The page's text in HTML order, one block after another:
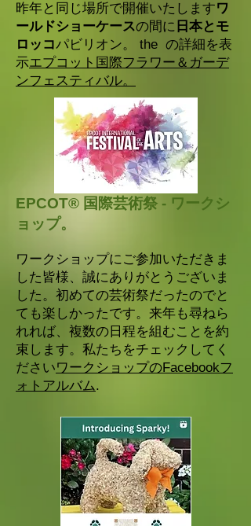
昨年と同じ場所で開催いたしますワ
ールドショーケースの間に 日本とモ
ロッコパビリオン。 the の詳細を表
示エプコット国際フラワー＆ガーデ
ンフェスティバル。
EPCOT® 国際芸術祭 - ワークシ
ョップ。
ワークショップにご参加いただきま
した皆様、誠にありがとうございま
した。初めての芸術祭だったのでと
ても楽しかったです。来年も尋ねら
れれば、複数の日程を組むことを約
束します。私たちをチェックしてく
ださいワークショップのFacebookフ
ォトアルバム.